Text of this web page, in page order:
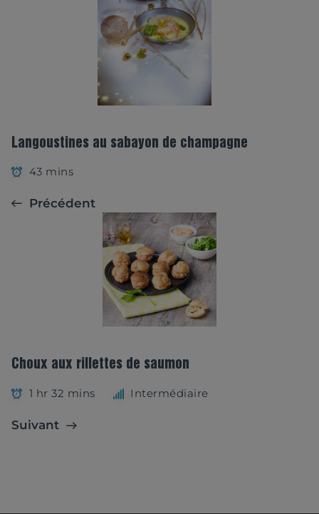
Langoustines au sabayon de champagne
43 mins
Précédent
Choux aux rillettes de saumon
1 hr 32 mins Intermédiaire
Suivant